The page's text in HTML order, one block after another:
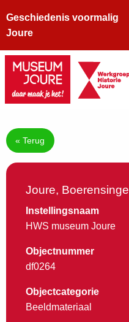
Geschiedenis voormalig
Joure
« Terug
Joure, Boerensingel
Instellingsnaam
HWS museum Joure
Objectnummer
df0264
Objectcategorie
Beeldmateriaal